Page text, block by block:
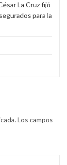
La Cruz fijó
para la
Los campos